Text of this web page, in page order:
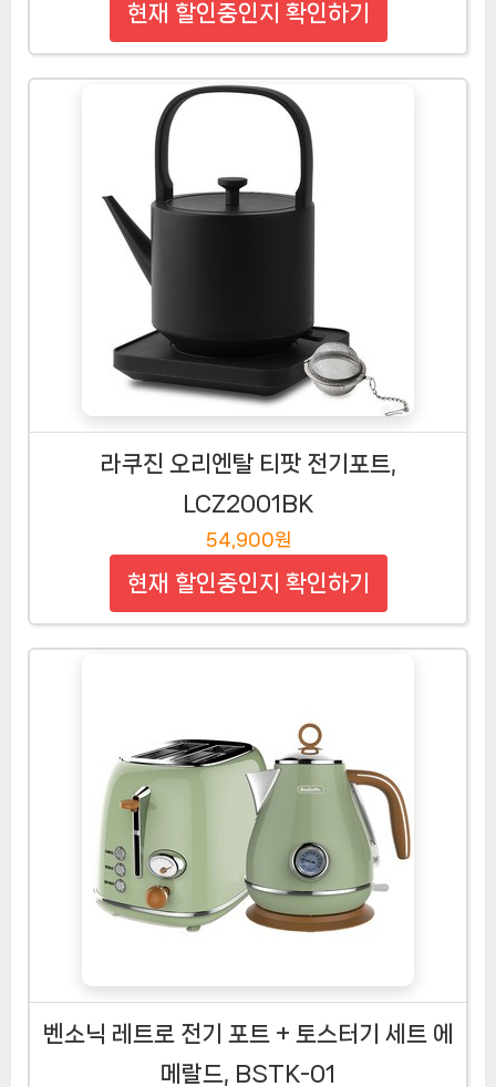
현재 할인중인지 확인하기
라쿠진 오리엔탈 티팟 전기포트,
LCZ2001BK
54,900원
현재 할인중인지 확인하기
벤소닉 레트로 전기 포트 + 토스터기 세트 에
메랄드, BSTK-01